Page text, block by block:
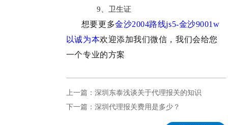
9、卫生证
想要更多金沙2004路线js5-金沙9001w
以诚为本欢迎添加我们微信，我们会给您
一个专业的方案
上一篇：深圳东泰浅谈关于代理报关的知识
下一篇：深圳代理报关费用是多少？